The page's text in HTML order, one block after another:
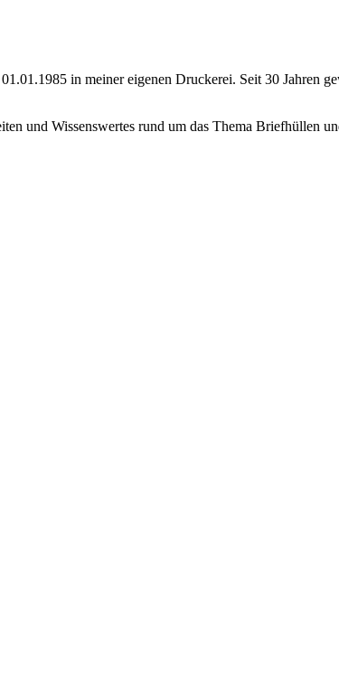
in meiner eigenen Druckerei. Seit 30 Jahren
und Wissenswertes rund um das Thema Briefhüllen